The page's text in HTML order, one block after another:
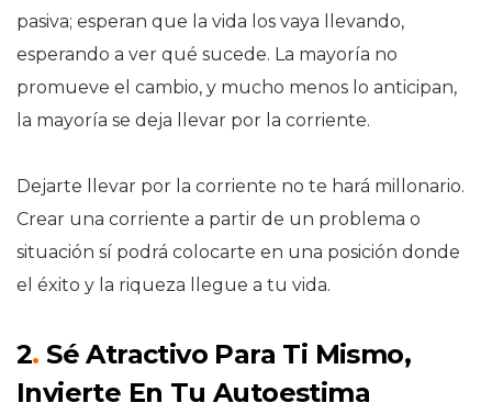
pasiva; esperan que la vida los vaya llevando,
esperando a ver qué sucede. La mayoría no
promueve el cambio, y mucho menos lo anticipan,
la mayoría se deja llevar por la corriente.
Dejarte llevar por la corriente no te hará millonario.
Crear una corriente a partir de un problema o
situación sí podrá colocarte en una posición donde
el éxito y la riqueza llegue a tu vida.
2. Sé Atractivo Para Ti Mismo,
Invierte En Tu Autoestima